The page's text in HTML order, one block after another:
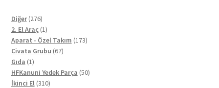
Diğer 276276
ürün
2. El Araç 11
ürün
Aparat - Özel Takım 173173
Civata Grubu 6767
Gıda 11
ürün
HFKanuni Yedek Parça 5050
İkinci El 310310